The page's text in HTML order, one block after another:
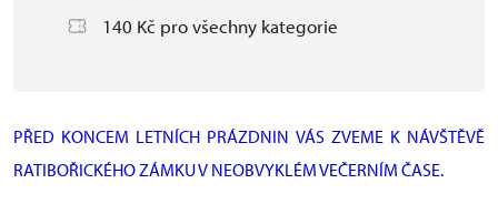
140 Kč pro všechny kategorie
PŘED KONCEM LETNÍCH PRÁZDNIN VÁS ZVEME K NÁVŠTĚVĚ
RATIBOŘICKÉHO ZÁMKU V NEOBVYKLÉM VEČERNÍM ČASE.